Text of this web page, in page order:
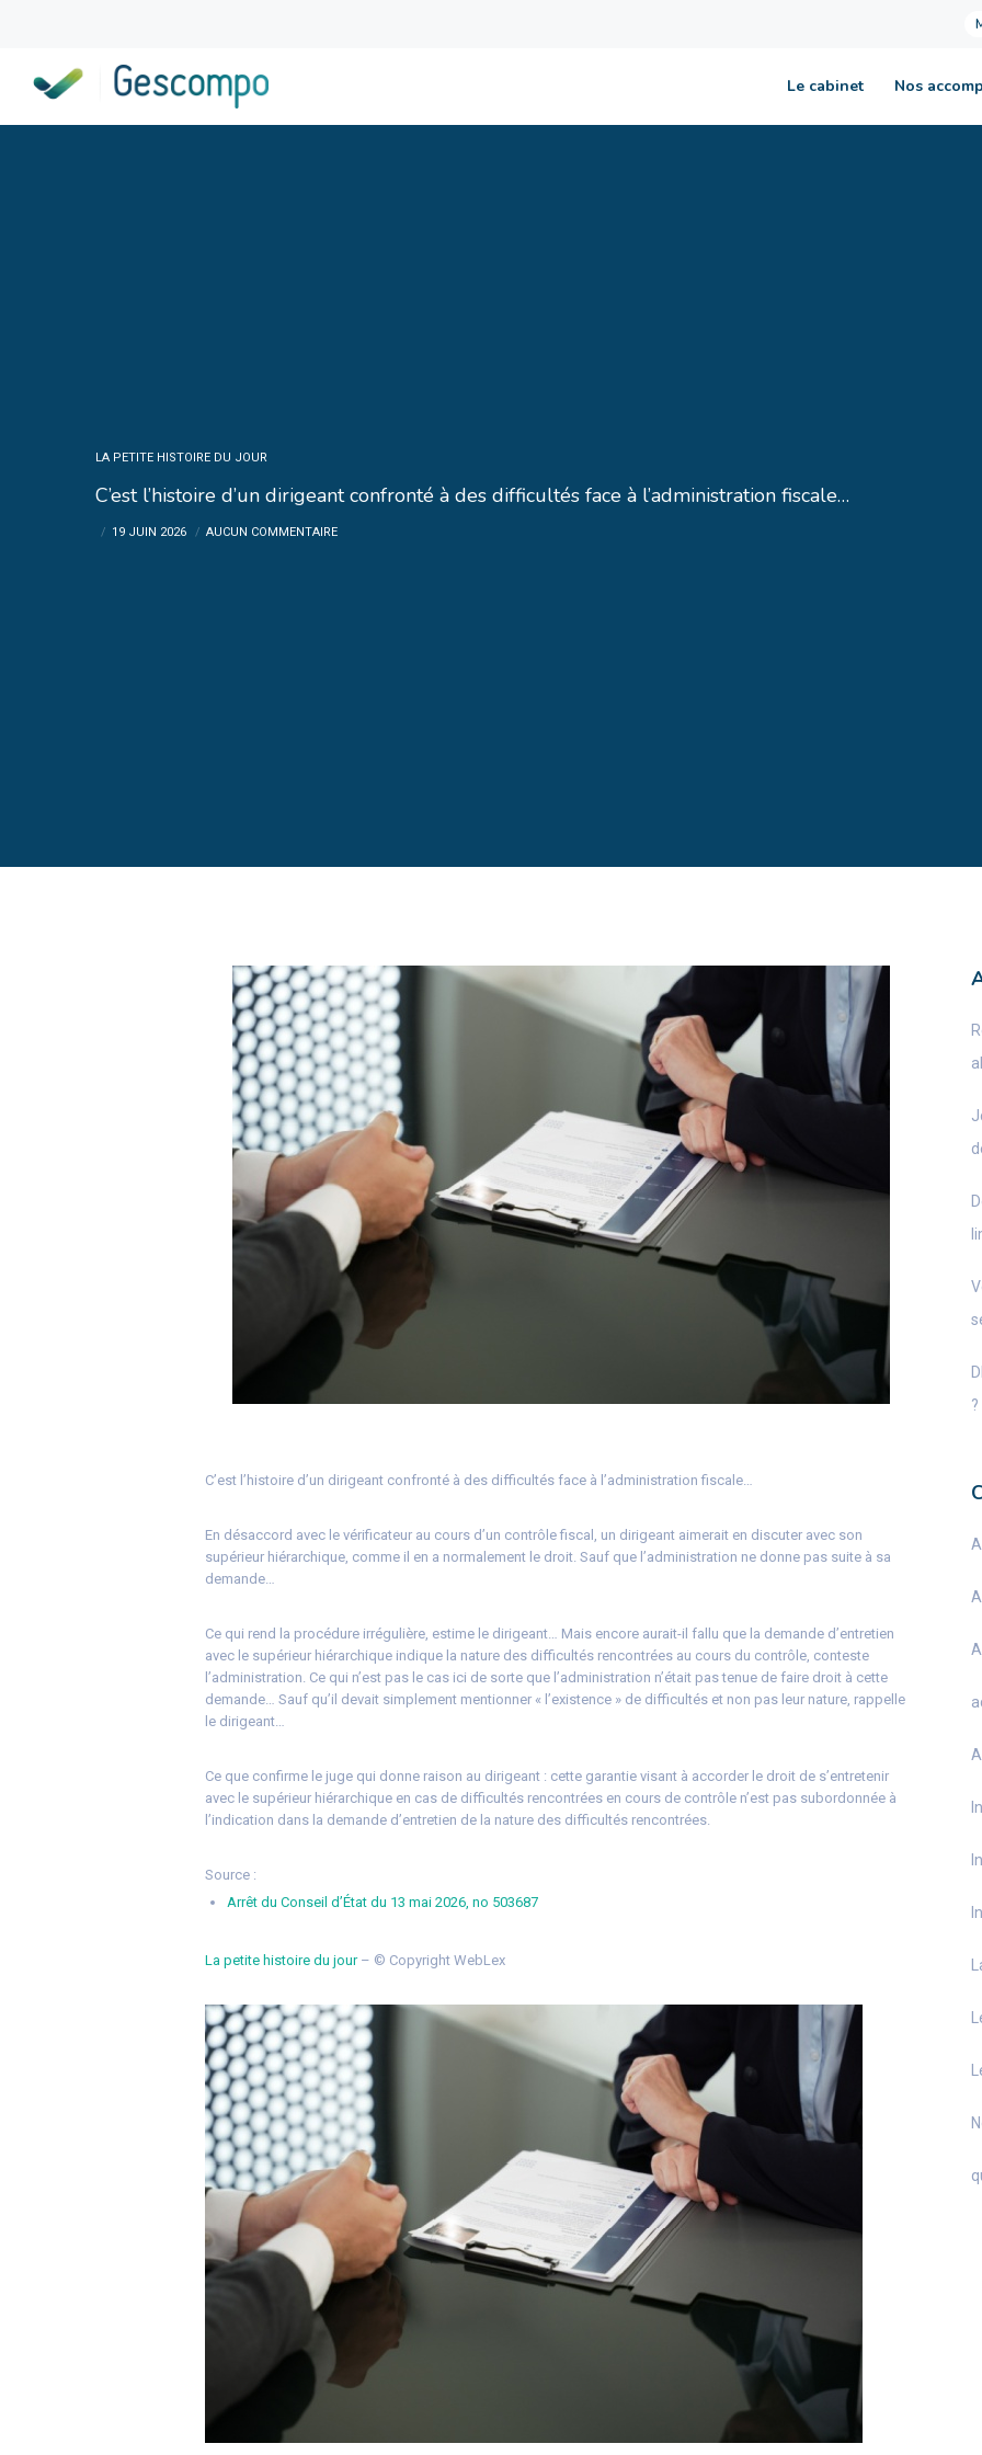
Le cabinet Nos
LA PETITE HISTOIRE DU JOUR
C’est l’histoire d’un dirigeant confronté à des difficultés face à l’administration fiscale…
19 JUIN 2026 AUCUN COMMENTAIRE
C’est l’histoire d’un dirigeant confronté à des difficultés face à l’administration fiscale…
En désaccord avec le vérificateur au cours d’un contrôle fiscal, un dirigeant aimerait en discuter avec son
supérieur hiérarchique, comme il en a normalement le droit. Sauf que l’administration ne donne pas suite à sa
demande…
Ce qui rend la procédure irrégulière, estime le dirigeant… Mais encore aurait-il fallu que la demande d’entretien
avec le supérieur hiérarchique indique la nature des difficultés rencontrées au cours du contrôle, conteste
l’administration. Ce qui n’est pas le cas ici de sorte que l’administration n’était pas tenue de faire droit à cette
demande… Sauf qu’il devait simplement mentionner « l’existence » de difficultés et non pas leur nature, rappelle
le dirigeant…
Ce que confirme le juge qui donne raison au dirigeant : cette garantie visant à accorder le droit de s’entretenir
avec le supérieur hiérarchique en cas de difficultés rencontrées en cours de contrôle n’est pas subordonnée à
l’indication dans la demande d’entretien de la nature des difficultés rencontrées.
Source :
Arrêt du Conseil d’État du 13 mai 2026, no 503687
La petite histoire du jour– © Copyright WebLex
?